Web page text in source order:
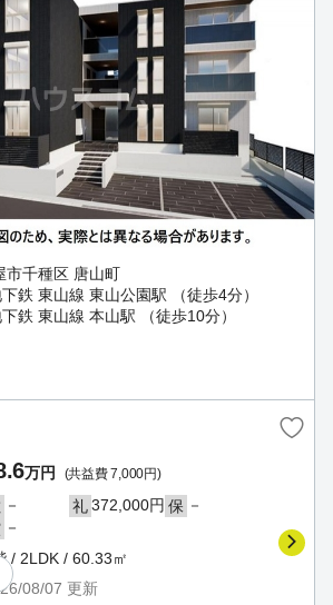
市千種区 唐山町
鉄 東山線 東山公園駅 （徒歩4分）
鉄 東山線 本山駅 （徒歩10分）
万円 (共益費 7,000円)
－ 礼372,000円 保 －
－
/ 2LDK / 60.33㎡
08/07 更新